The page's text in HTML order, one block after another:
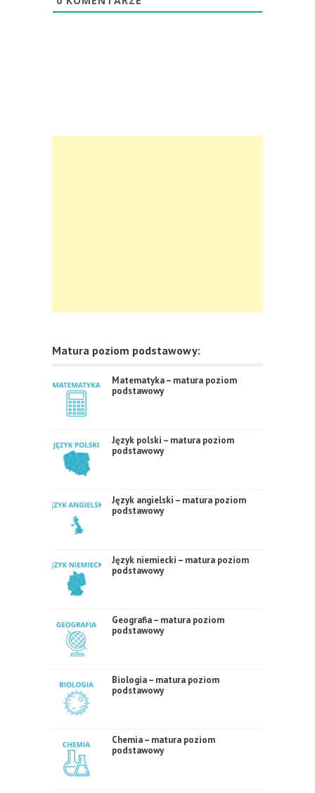
Matura poziom podstawowy:
Matematyka – matura poziom
podstawowy
Język polski – matura poziom
podstawowy
Język angielski – matura poziom
podstawowy
Język niemiecki – matura poziom
podstawowy
Geografia – matura poziom
podstawowy
Biologia – matura poziom
podstawowy
Chemia – matura poziom
podstawowy